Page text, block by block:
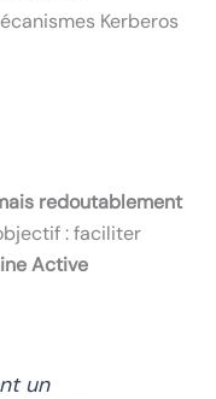
Kerberos
redoutablement
: faciliter
Active
un